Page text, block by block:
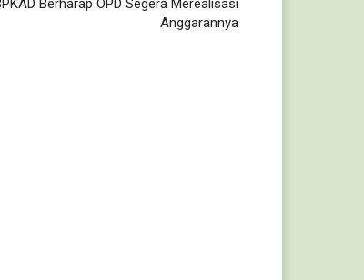
Berharap OPD Segera Merealisasi
Anggarannya